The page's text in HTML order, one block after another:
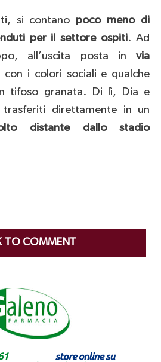
si contano poco meno di
per il settore ospiti. Ad
all’uscita posta invia
con i colori sociali e qualche
tifoso granata. Di lì, Dia e
trasferiti direttamente in un
distante dallo stadio
TO COMMENT